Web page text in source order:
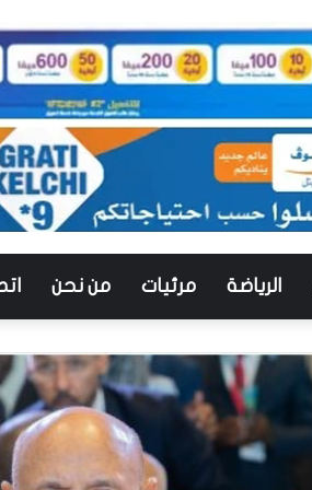
الرياضة مرئيات من نحن